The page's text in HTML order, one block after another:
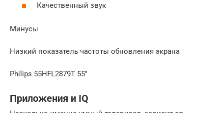
Качественный звук
Минусы
Низкий показатель частоты обновления экрана
Philips 55HFL2879T 55″
Приложения и IQ